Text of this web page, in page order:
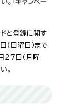
。「キャンペー
と登録に関す
（日曜日）まで
27日（月曜
。